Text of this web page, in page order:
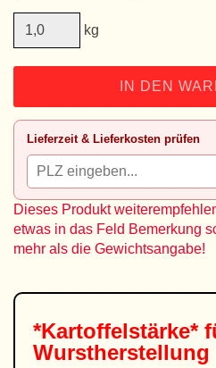
kg
IN DEN
Lieferzeit & Lieferkosten prüfen
Dieses Produkt
etwas in das Feld Bemerkung
mehr als die Gewichtsangabe!
*Kartoffelstärke*
Wurstherstellung